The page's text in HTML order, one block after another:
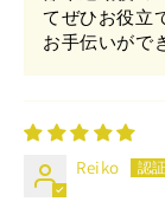
てぜひお役立
お手伝いがで
Reiko